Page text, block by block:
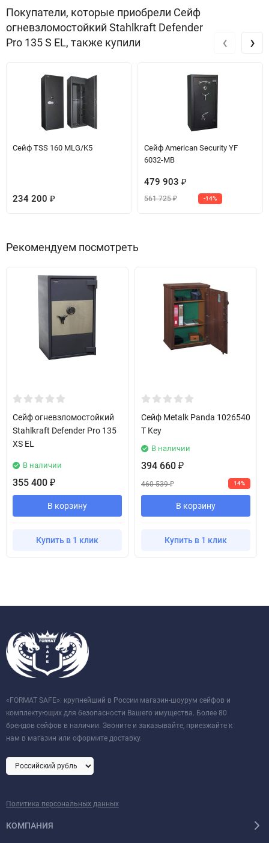
Покупатели, которые приобрели Сейф
огневзломостойкий Stahlkraft Defender
Pro 135 S EL, также купили
Сейф TSS 160 MLG/K5
234 200 ₽
Сейф American Security YF
6032-MB
479 903 ₽
561 725₽ -14%
‹ ›
Рекомендуем посмотреть
Сейф огневзломостойкий
Stahlkraft Defender Pro 135
XS EL
В наличии
355 400 ₽
В корзину
Купить в 1 клик
Сейф Metalk Panda 1026540
T Key
В наличии
394 660 ₽
460 539₽ 14%
В корзину
Купить в 1 клик
«FORMAT SAFE»: крупнейший в России магазин-шоурум сейфов и
комплектующих для безопасности Вашего имущества. Более 80
брендов сейфов в наличии. Звоните и заказывайте, приезжайте к
нам в магазин или оформите доставку.
Политика персональных данных
КОМПАНИЯ